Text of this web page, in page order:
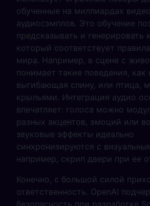
обученные на миллиардах
аудиосэмплов. Это обучение
предсказывать и генерировать
который соответствует
мира. Например, в сцене с
понимает такие поведения, как
выгибающая спину, или птица,
крыльями. Интеграция аудио
впечатляет: голоса можно
разных акцентов, эмоций или
звуковые эффекты идеально
синхронизируются с
например, скрип двери при ее
Конечно, с большой силой
ответственность. OpenAI
безопасность при разработке